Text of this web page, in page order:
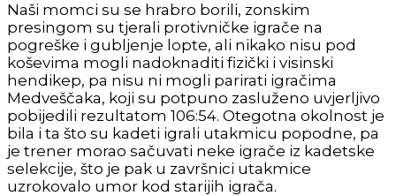
Naši momci su se hrabro borili, zonskim
presingom su tjerali protivničke igrače na
pogreške i gubljenje lopte, ali nikako nisu pod
koševima mogli nadoknaditi fizički i visinski
hendikep, pa nisu ni mogli parirati igračima
Medveščaka, koji su potpuno zasluženo uvjerljivo
pobijedili rezultatom 106:54. Otegotna okolnost je
bila i ta što su kadeti igrali utakmicu popodne, pa
je trener morao sačuvati neke igrače iz kadetske
selekcije, što je pak u završnici utakmice
uzrokovalo umor kod starijih igrača.